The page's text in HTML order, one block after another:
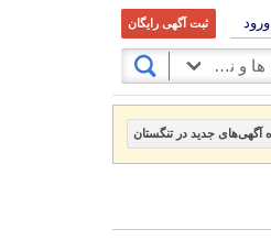
ورود ثبت آگهی رایگان
تعمیرگاه ها و نمایندگی های مجاز
آگهی‌های جدید در تنگستان